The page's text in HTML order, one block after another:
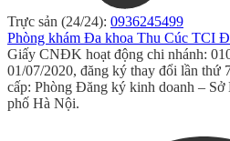
Trực sản (24/24): 0936245499
Phòng khám Đa khoa Thu Cúc TCI
Giấy CNĐK hoạt động chi nhánh:
01/07/2020, đăng ký thay đổi lần thứ
cấp: Phòng Đăng ký kinh doanh –
phố Hà Nội.